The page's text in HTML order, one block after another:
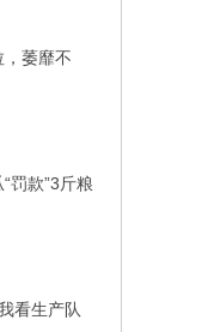
萎靡不
罚款”3斤粮
看生产队